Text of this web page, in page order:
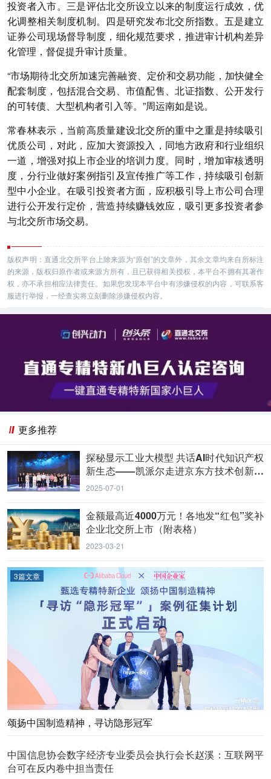
投资者入市。三是评估北交所设立以来的制度运行成效，优
化调整相关制度机制。四是研究发布北交所指数。五是建立
证券公司现场督导制度，细化规范要求，推进审计机构差异
化管理，督促提升审计质量。
“市场期待北交所加速完善融资、定价和交易功能，加快健全
配套制度，包括混合交易、市值配售、北证指数、公开发行
的可转债、大型机构者引入等。”周运南如是说。
常春林表示，当前高质量建设北交所的重中之重是持续吸引
优质公司，对此，应加大资源投入，同地方政府和行业组织
一道，增强对拟上市企业的培训力度。同时，增加审核透明
度，分行业做好案例指引及宣传推广等工作，持续吸引创新
型中小企业。在吸引投资者方面，应积极引导上市公司合理
进行公开发行定价，营造持续赚钱效应，吸引更多投资者参
与北交所市场交易。
版权声明：直通北交所平台上除来源为“原创”的文章外，其余文章均来自所标注
的来源，版权归原作者或来源方所有，且已获得相关授权，本平台不拥有其著作
权，亦不承担相应法律责任。如果您发现本平台中有涉嫌侵权的内容，可联系客
服进行举报，一经查实将立刻删除涉嫌侵权内容。
更多推荐
探秘显示工业大模型 共话AI时代知识产权
新生态——凯派尔走进京东方技术创新中
心
2025-07-01
金额最高近4000万元！各地发“红包”奖补
企业北交所上市（附表格）
2023-03-21
3篇文章
颂扬中国制造精神，寻访隐形冠军
中国信息协会数字经济专业委员会执行会长赵溪：互联网平
台可在反内卷中担当责任